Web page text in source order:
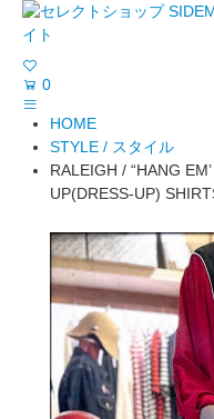
0
HOME
STYLE / スタイル
RALEIGH / “HANG
UP(DRESS-UP)